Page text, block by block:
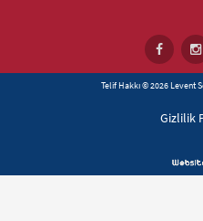
Telif Hakkı © 2026 Levent
Gizlilik